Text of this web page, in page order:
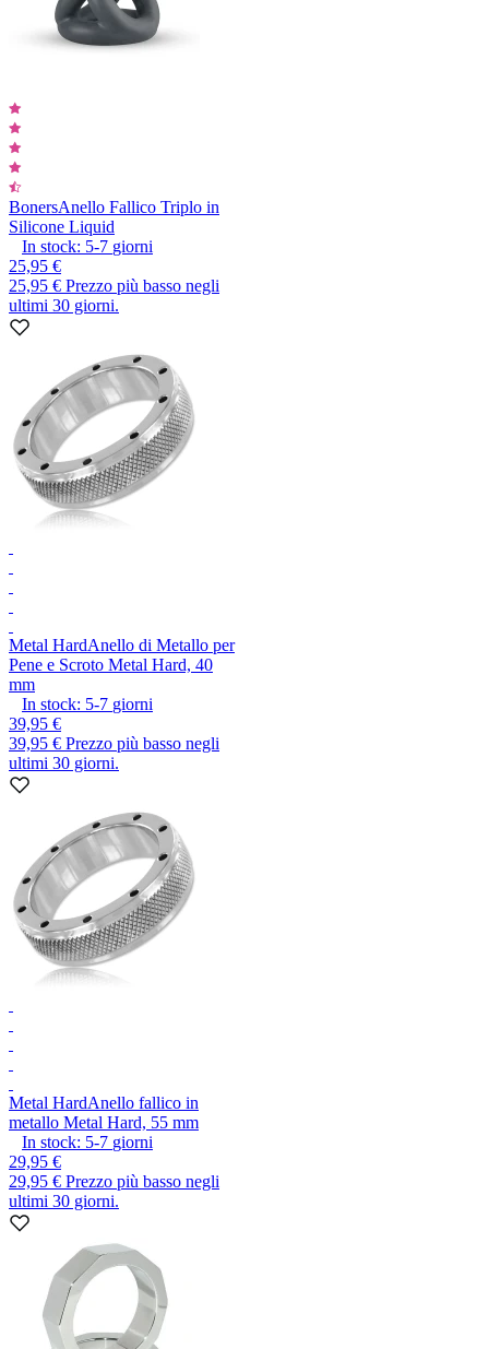
BonersAnello Fallico Triplo in
Silicone Liquid
In stock: 5-7 giorni
25,95 €
25,95 € Prezzo più basso negli
ultimi 30 giorni.
Metal HardAnello di Metallo per
Pene e Scroto Metal Hard, 40
mm
In stock: 5-7 giorni
39,95 €
39,95 € Prezzo più basso negli
ultimi 30 giorni.
Metal HardAnello fallico in
metallo Metal Hard, 55 mm
In stock: 5-7 giorni
29,95 €
29,95 € Prezzo più basso negli
ultimi 30 giorni.